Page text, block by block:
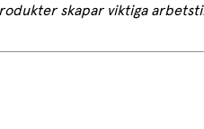
skapar viktiga